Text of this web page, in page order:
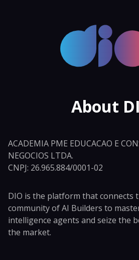
About
ACADEMIA PME EDUCACAO E
NEGOCIOS LTDA.
CNPJ: 26.965.884/0001-02
DIO is the platform that connects
community of AI Builders to
intelligence agents and seize the
the market.